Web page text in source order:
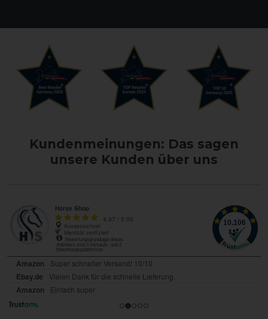
Kundenmeinungen: Das sagen
unsere Kunden über uns